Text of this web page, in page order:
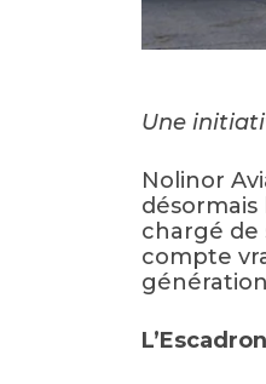
Une
Nolinor
désormais
chargé de
compte